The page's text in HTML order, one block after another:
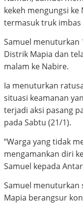
kekeh mengungsi
termasuk truk imbas
Samuel menuturkan
Distrik Mapia dan
malam ke Nabire.
Ia menuturkan
situasi keamanan
terjadi aksi pasang
pada Sabtu (21/1).
“Warga yang tidak
mengamankan diri
Samuel kepada
Samuel menuturkan
Mapia berangsur